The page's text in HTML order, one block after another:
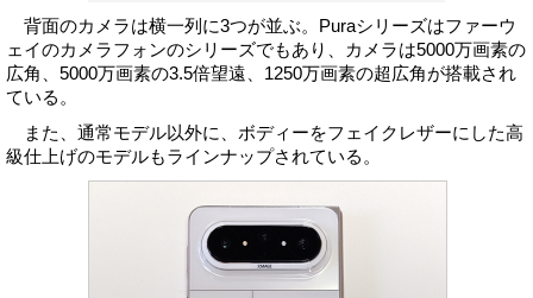
背面のカメラは横一列に3つが並ぶ。Puraシリーズはファーウ
ェイのカメラフォンのシリーズでもあり、カメラは5000万画素の
広角、5000万画素の3.5倍望遠、1250万画素の超広角が搭載され
ている。
また、通常モデル以外に、ボディーをフェイクレザーにした高
級仕上げのモデルもラインナップされている。